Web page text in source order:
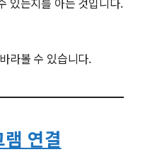
라볼 수 있습니다.
연결